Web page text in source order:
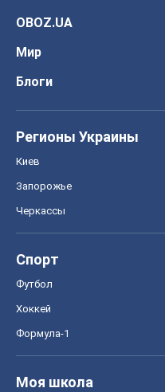
OBOZ.UA
Мир
Блоги
Регионы Украины
Киев
Запорожье
Черкассы
Спорт
Футбол
Хоккей
Формула-1
Моя школа